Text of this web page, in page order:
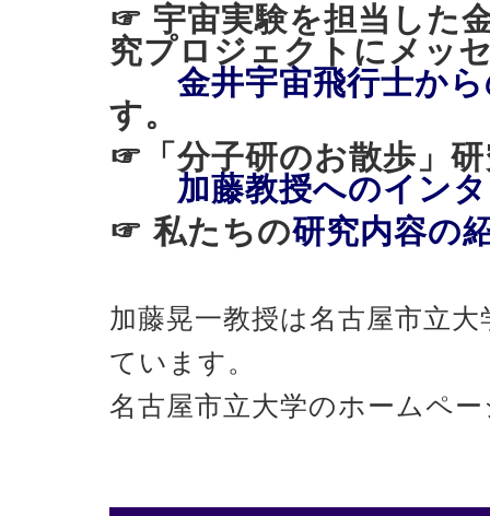
☞ 宇宙実験を担当した
究プロジェクトにメッ
金井宇宙飛行士か
す。
☞「分子研のお散歩
加藤教授へのイン
☞ 私たちの研究内容の
加藤晃一教授は名古屋市立
ています。
名古屋市立大学のホームペ